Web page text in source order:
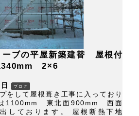
ブの平屋新築建替 屋根付
340mm 2×6
ブログ
をして屋根葺き工事に入っており
1100mm 東北面900mm 西面
しております。 屋根断熱下地